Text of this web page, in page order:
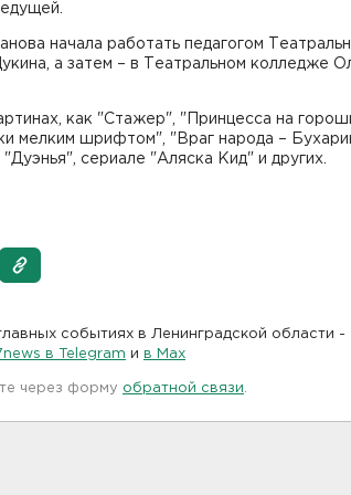
начала работать педагогом
а затем – в Театральном колледже
как "Стажер", "Принцесса на
мелким шрифтом", "Враг народа –
сериале "Аляска Кид" и других.
событиях в Ленинградской области -
в Telegram и в Maх
через форму обратной связи